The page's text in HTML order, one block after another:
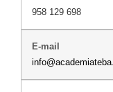
958 129 698